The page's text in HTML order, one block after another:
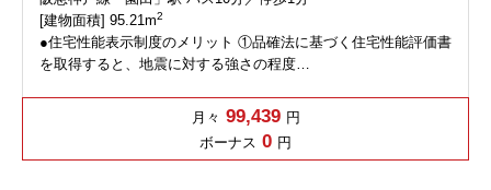
[建物面積] 95.21m2
●住宅性能表示制度のメリット ①品確法に基づく住宅性能評価書
を取得すると、地震に対する強さの程度…
月々 99,439 円
ボーナス 0 円